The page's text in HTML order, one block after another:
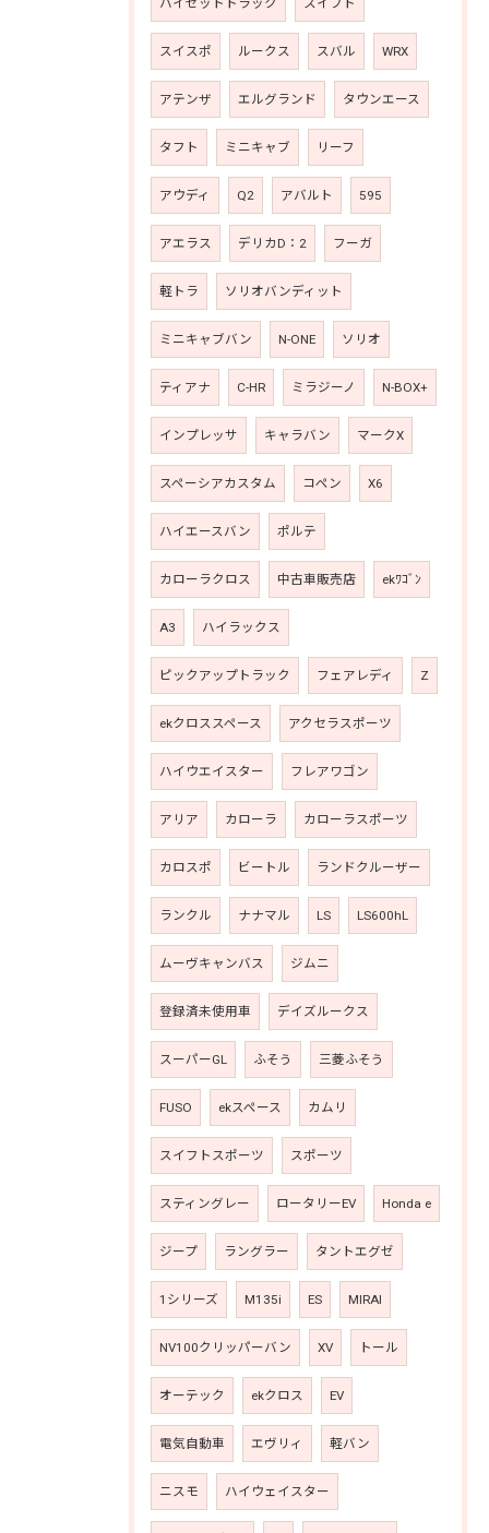
スイスポ ルークス スバル WRX
アテンザ エルグランド タウンエース
タフト ミニキャブ リーフ
アウディ Q2 アバルト 595
アエラス デリカD：2 フーガ
軽トラ ソリオバンディット
ミニキャブバン N-ONE ソリオ
ティアナ C-HR ミラジーノ N-BOX+
インプレッサ キャラバン マークX
スペーシアカスタム コペン X6
ハイエースバン ポルテ
カローラクロス 中古車販売店 ekﾜｺﾞﾝ
A3 ハイラックス
ピックアップトラック フェアレディ Z
ekクロススペース アクセラスポーツ
ハイウエイスター フレアワゴン
アリア カローラ カローラスポーツ
カロスポ ビートル ランドクルーザー
ランクル ナナマル LS LS600hL
ムーヴキャンバス ジムニ
登録済未使用車 デイズルークス
スーパーGL ふそう 三菱ふそう
FUSO ekスペース カムリ
スイフトスポーツ スポーツ
スティングレー ロータリーEV Honda e
ジープ ラングラー タントエグゼ
1シリーズ M135i ES MIRAI
NV100クリッパーバン XV トール
オーテック ekクロス EV
電気自動車 エヴリィ 軽バン
ニスモ ハイウェイスター